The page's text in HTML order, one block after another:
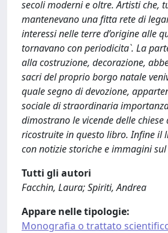
secoli moderni e oltre. Artisti che,
mantenevano una fitta rete di
interessi nelle terre d’origine alle
tornavano con periodicita`. La
alla costruzione, decorazione,
sacri del proprio borgo natale
quale segno di devozione,
sociale di straordinaria
dimostrano le vicende delle chiese
ricostruite in questo libro. Infine il
con notizie storiche e immagini
Tutti gli autori
Facchin, Laura; Spiriti, Andrea
Appare nelle tipologie:
Monografia o trattato